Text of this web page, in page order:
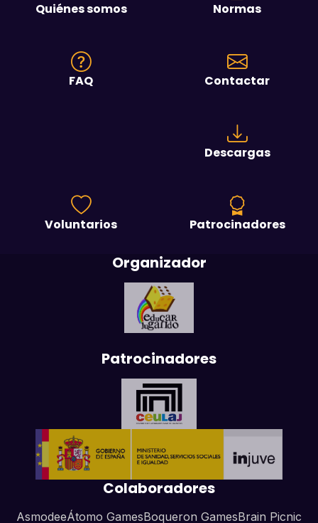
Quiénes somos Normas
FAQ Contactar
Descargas
Voluntarios Patrocinadores
Organizador
Patrocinadores
Colaboradores
AsmodeeÁtomo GamesBoqueron GamesBrain Picnic